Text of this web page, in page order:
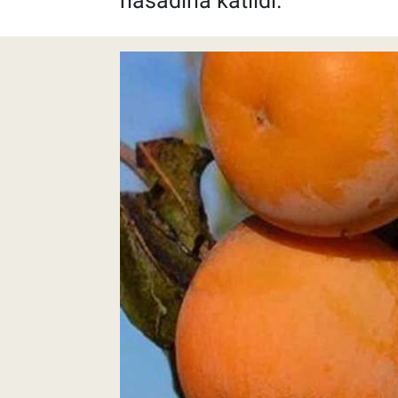
Pankobirlik
Yetiştirici Soruyor
Dünyada Tarım
Üretici Birlikleri
Şeker ve Şekerli Mamüller
Tahıllar ve Baklagiller